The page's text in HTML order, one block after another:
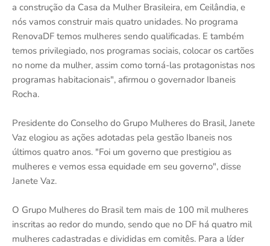
a construção da Casa da Mulher Brasileira, em Ceilândia, e
nós vamos construir mais quatro unidades. No programa
RenovaDF temos mulheres sendo qualificadas. E também
temos privilegiado, nos programas sociais, colocar os cartões
no nome da mulher, assim como torná-las protagonistas nos
programas habitacionais", afirmou o governador Ibaneis
Rocha.
Presidente do Conselho do Grupo Mulheres do Brasil, Janete
Vaz elogiou as ações adotadas pela gestão Ibaneis nos
últimos quatro anos. "Foi um governo que prestigiou as
mulheres e vemos essa equidade em seu governo", disse
Janete Vaz.
O Grupo Mulheres do Brasil tem mais de 100 mil mulheres
inscritas ao redor do mundo, sendo que no DF há quatro mil
mulheres cadastradas e divididas em comitês. Para a líder